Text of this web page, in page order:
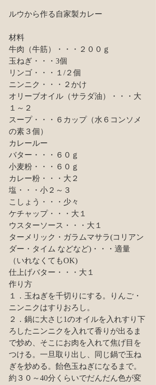
ルウから作る自家製カレー
材料
牛肉（牛筋）・・・２００ｇ
玉ねぎ・・・3個
リンゴ・・・１/２個
ニンニク・・・２かけ
オリーブオイル（サラダ油）・・・大
１～２
スープ・・・６カップ（水６コンソメ
の素３個）
カレールー
バター・・・６０ｇ
小麦粉・・・６０ｇ
カレー粉・・・大２
塩・・・小２～３
こしょう・・・少々
ケチャップ・・・大１
ウスターソース・・・大１
ターメリック・ガラムマサラ(コリアン
ダー・タイム などなど)・・・適量
（いれなくてもOK)
仕上げバター・・・大１
作り方
１．玉ねぎを千切りにする。りんご・
ニンニクはすりおろし。
２．鍋に大さじ1のオイルを入れすり下
ろしたニンニクを入れて香りが出るま
で炒め、そこにお肉を入れて焦げ目を
つける。一旦取り出し、同じ鍋で玉ね
ぎを炒める。飴色玉ねぎになるまで。
約３０～40分くらいでだんだん色が変